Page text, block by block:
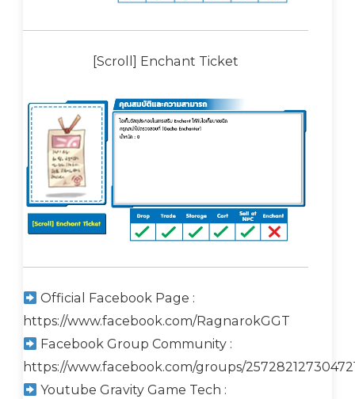
[Scroll] Enchant Ticket
Official Facebook Page :
https://www.facebook.com/RagnarokGGT
Facebook Group Community :
https://www.facebook.com/groups/
Youtube Gravity Game Tech :